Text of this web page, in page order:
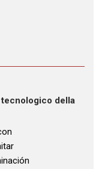
della